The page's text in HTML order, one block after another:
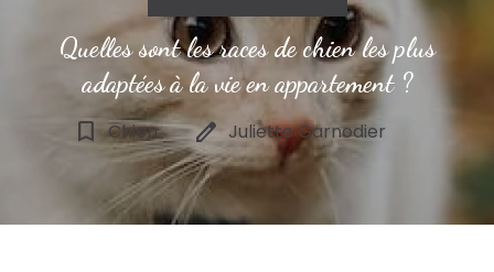
Quelles sont les races de chien les plus
adaptées à la vie en appartement ?
bookmark_border Chien edit Juliette Garnodier